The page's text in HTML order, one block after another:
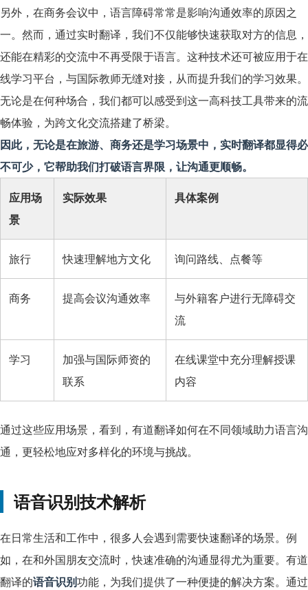
另外，在商务会议中，语言障碍常常是影响沟通效率的原因之
一。然而，通过实时翻译，我们不仅能够快速获取对方的信息，
还能在精彩的交流中不再受限于语言。这种技术还可被应用于在
线学习平台，与国际教师无缝对接，从而提升我们的学习效果。
无论是在何种场合，我们都可以感受到这一高科技工具带来的流
畅体验，为跨文化交流搭建了桥梁。
因此，无论是在旅游、商务还是学习场景中，实时翻译都显得必
不可少，它帮助我们打破语言界限，让沟通更顺畅。
应用场
景
实际效果 具体案例
旅行 快速理解地方文化 询问路线、点餐等
商务 提高会议沟通效率
与外籍客户进行无障碍交
流
学习
加强与国际师资的
联系
在线课堂中充分理解授课
内容
通过这些应用场景，看到，有道翻译如何在不同领域助力语言沟
通，更轻松地应对多样化的环境与挑战。
语音识别技术解析
在日常生活和工作中，很多人会遇到需要快速翻译的场景。例
如，在和外国朋友交流时，快速准确的沟通显得尤为重要。有道
翻译的语音识别功能，为我们提供了一种便捷的解决方案。通过